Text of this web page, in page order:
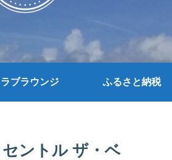
ブラウンジ ふるさと納税
ントル ザ・ベ